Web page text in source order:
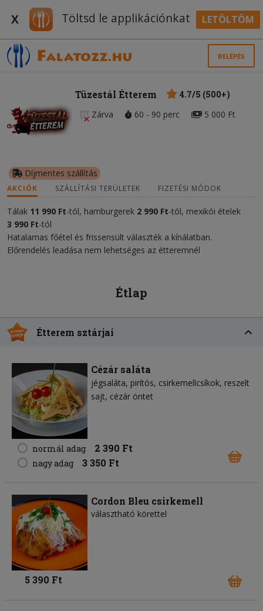
X Töltsd le applikációnkat LETÖLTÖM
BELÉPÉS
Tüzestál Étterem
4.7/5 (500+)
Zárva
60 - 90 perc 5 000 Ft
Díjmentes szállítás
AKCIÓK SZÁLLÍTÁSI TERÜLETEK FIZETÉSI MÓDOK
Tálak 11 990 Ft-tól, hamburgerek 2 990 Ft-tól, mexikói ételek
3 990 Ft-tól
Hatalamas főétel és frissensült választék a kínálatban.
Előrendelés leadása nem lehetséges az étteremnél
Étlap
Étterem sztárjai
Cézár saláta
jégsaláta pirítós csirkemellcsíkok reszelt
sajt cézár öntet
normál adag 2 390 Ft
nagy adag 3 350 Ft
Cordon Bleu csirkemell
választható körettel
5 390 Ft